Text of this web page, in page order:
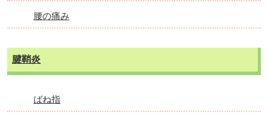
腰の痛み
腱鞘炎
ばね指